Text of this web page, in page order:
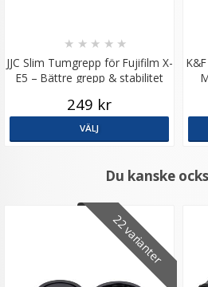
JJC Slim Tumgrepp för Fujifilm X-
E5 – Bättre grepp & stabilitet
★ ★ ★ ★ ★
249 kr
VÄLJ
Du kanske
22 varianter